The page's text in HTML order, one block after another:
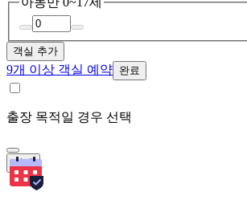
객실 추가
9개 이상 객실 예약 완료
출장 목적일 경우 선택
검색